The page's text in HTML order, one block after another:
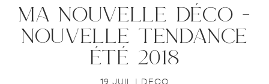
ma nouvelle déco –
nouvelle tendance
été 2018
19 JUIL | DECO